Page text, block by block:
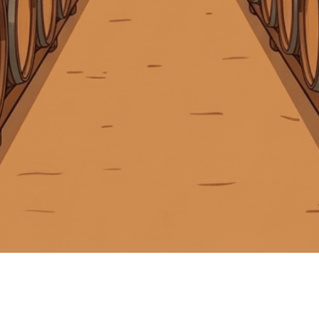
Giấy phép kinh doanh số 0311223087 do Sở Kế hoạch và Đầu tư TP.
Hồ Chí Minh cấp ngày 07/10/2011.
Giấy phép kinh doanh bán lẻ rượu số 299/GP-PKT do Phòng Kinh tế
Quận 3 cấp ngày 17/12/2024.